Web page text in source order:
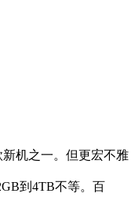
机之一。但更宏不雅
到4TB不等。百